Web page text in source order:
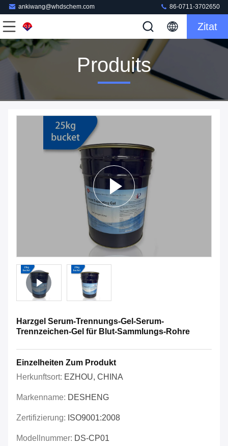
ankiwang@whdschem.com 86-0711-3702650
Zitat
Produits
Harzgel Serum-Trennungs-Gel-Serum-
Trennzeichen-Gel für Blut-Sammlungs-Rohre
Einzelheiten Zum Produkt
Herkunftsort: EZHOU, CHINA
Markenname: DESHENG
Zertifizierung: ISO9001:2008
Modellnummer: DS-CP01